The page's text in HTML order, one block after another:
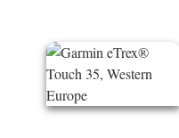
Garmin eTrex® Touch